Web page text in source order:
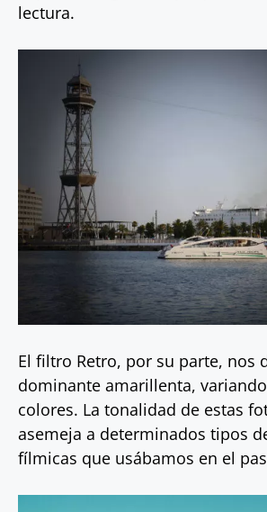
lectura.
El filtro Retro, por su parte, nos
dominante amarillenta,
colores. La tonalidad de estas
asemeja a determinados tipos
fílmicas que usábamos en el